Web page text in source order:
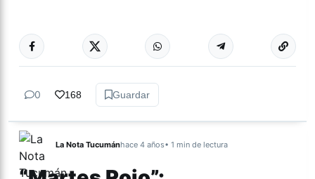
ACTUALIDAD Más
0 168 Guardar
La Nota Tucumánhace 4 años• 1 min de lectura